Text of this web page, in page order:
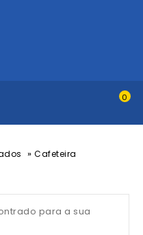
0
» Cafeteira
para a sua